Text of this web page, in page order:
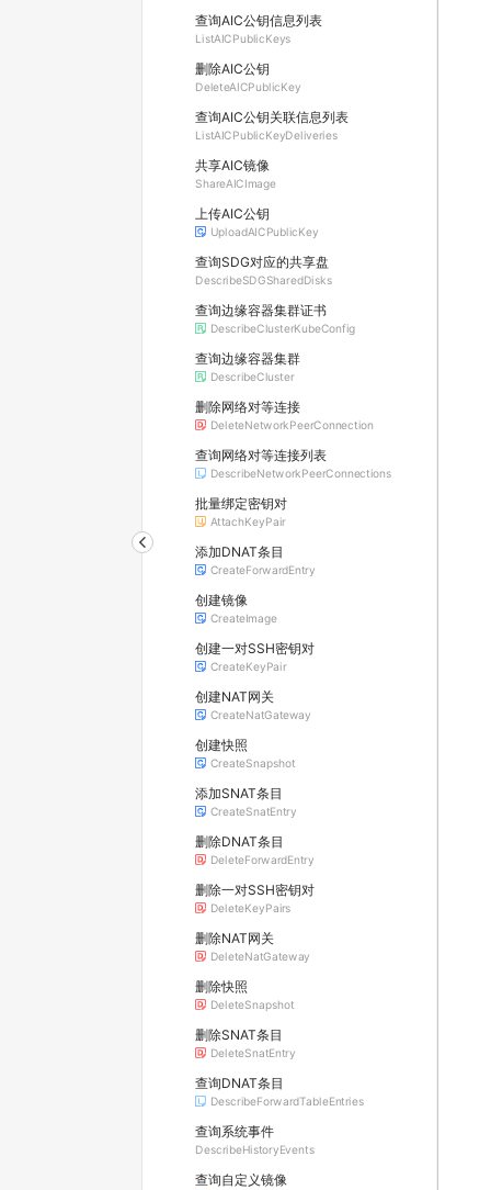
查询AIC公钥信息列表
ListAICPublicKeys
删除AIC公钥
DeleteAICPublicKey
查询AIC公钥关联信息列表
ListAICPublicKeyDeliveries
共享AIC镜像
ShareAICImage
上传AIC公钥
UploadAICPublicKey
查询SDG对应的共享盘
DescribeSDGSharedDisks
查询边缘容器集群证书
DescribeClusterKubeConfig
查询边缘容器集群
DescribeCluster
删除网络对等连接
DeleteNetworkPeerConnection
查询网络对等连接列表
DescribeNetworkPeerConnections
批量绑定密钥对
AttachKeyPair
添加DNAT条目
CreateForwardEntry
创建镜像
CreateImage
创建一对SSH密钥对
CreateKeyPair
创建NAT网关
CreateNatGateway
创建快照
CreateSnapshot
添加SNAT条目
CreateSnatEntry
删除DNAT条目
DeleteForwardEntry
删除一对SSH密钥对
DeleteKeyPairs
删除NAT网关
DeleteNatGateway
删除快照
DeleteSnapshot
删除SNAT条目
DeleteSnatEntry
查询DNAT条目
DescribeForwardTableEntries
查询系统事件
DescribeHistoryEvents
查询自定义镜像